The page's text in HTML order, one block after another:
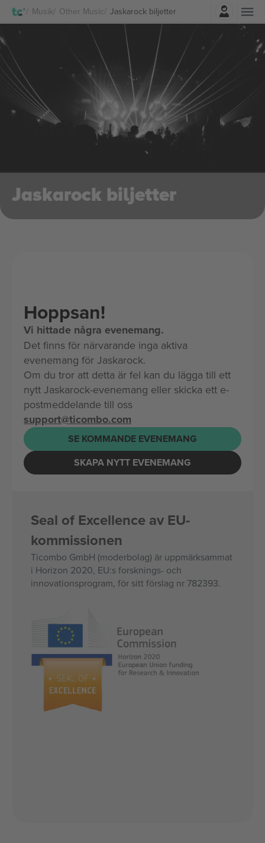
Musik Other Music Jaskarock biljetter
Logga in
Jaskarock biljetter
Hoppsan!
Vi hittade några evenemang.
Det finns för närvarande inga aktiva
evenemang för Jaskarock.
Om du tror att detta är fel kan du lägga till ett
nytt Jaskarock-evenemang eller skicka ett e-
postmeddelande till oss
support@ticombo.com
SE KOMMANDE EVENEMANG
SKAPA NYTT EVENEMANG
Seal of Excellence av EU-
kommissionen
Ticombo GmbH (moderbolag) är uppmärksammat
i Horizon 2020, EU:s forsknings- och
innovationsprogram, för sitt förslag nr 782393.